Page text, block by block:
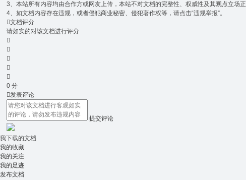
3、本站所有内容均由合作方或网友上传，本站不对文档的完整性、权威性及其观点立场
4、如文档内容存在违规，或者侵犯商业秘密、侵犯著作权等，请点击“违规举报”。
文档评分
请如实的对该文档进行评分





0 分
发表评论
提交评论
我下载的文档
我的收藏
我的关注
我的足迹
发布文档